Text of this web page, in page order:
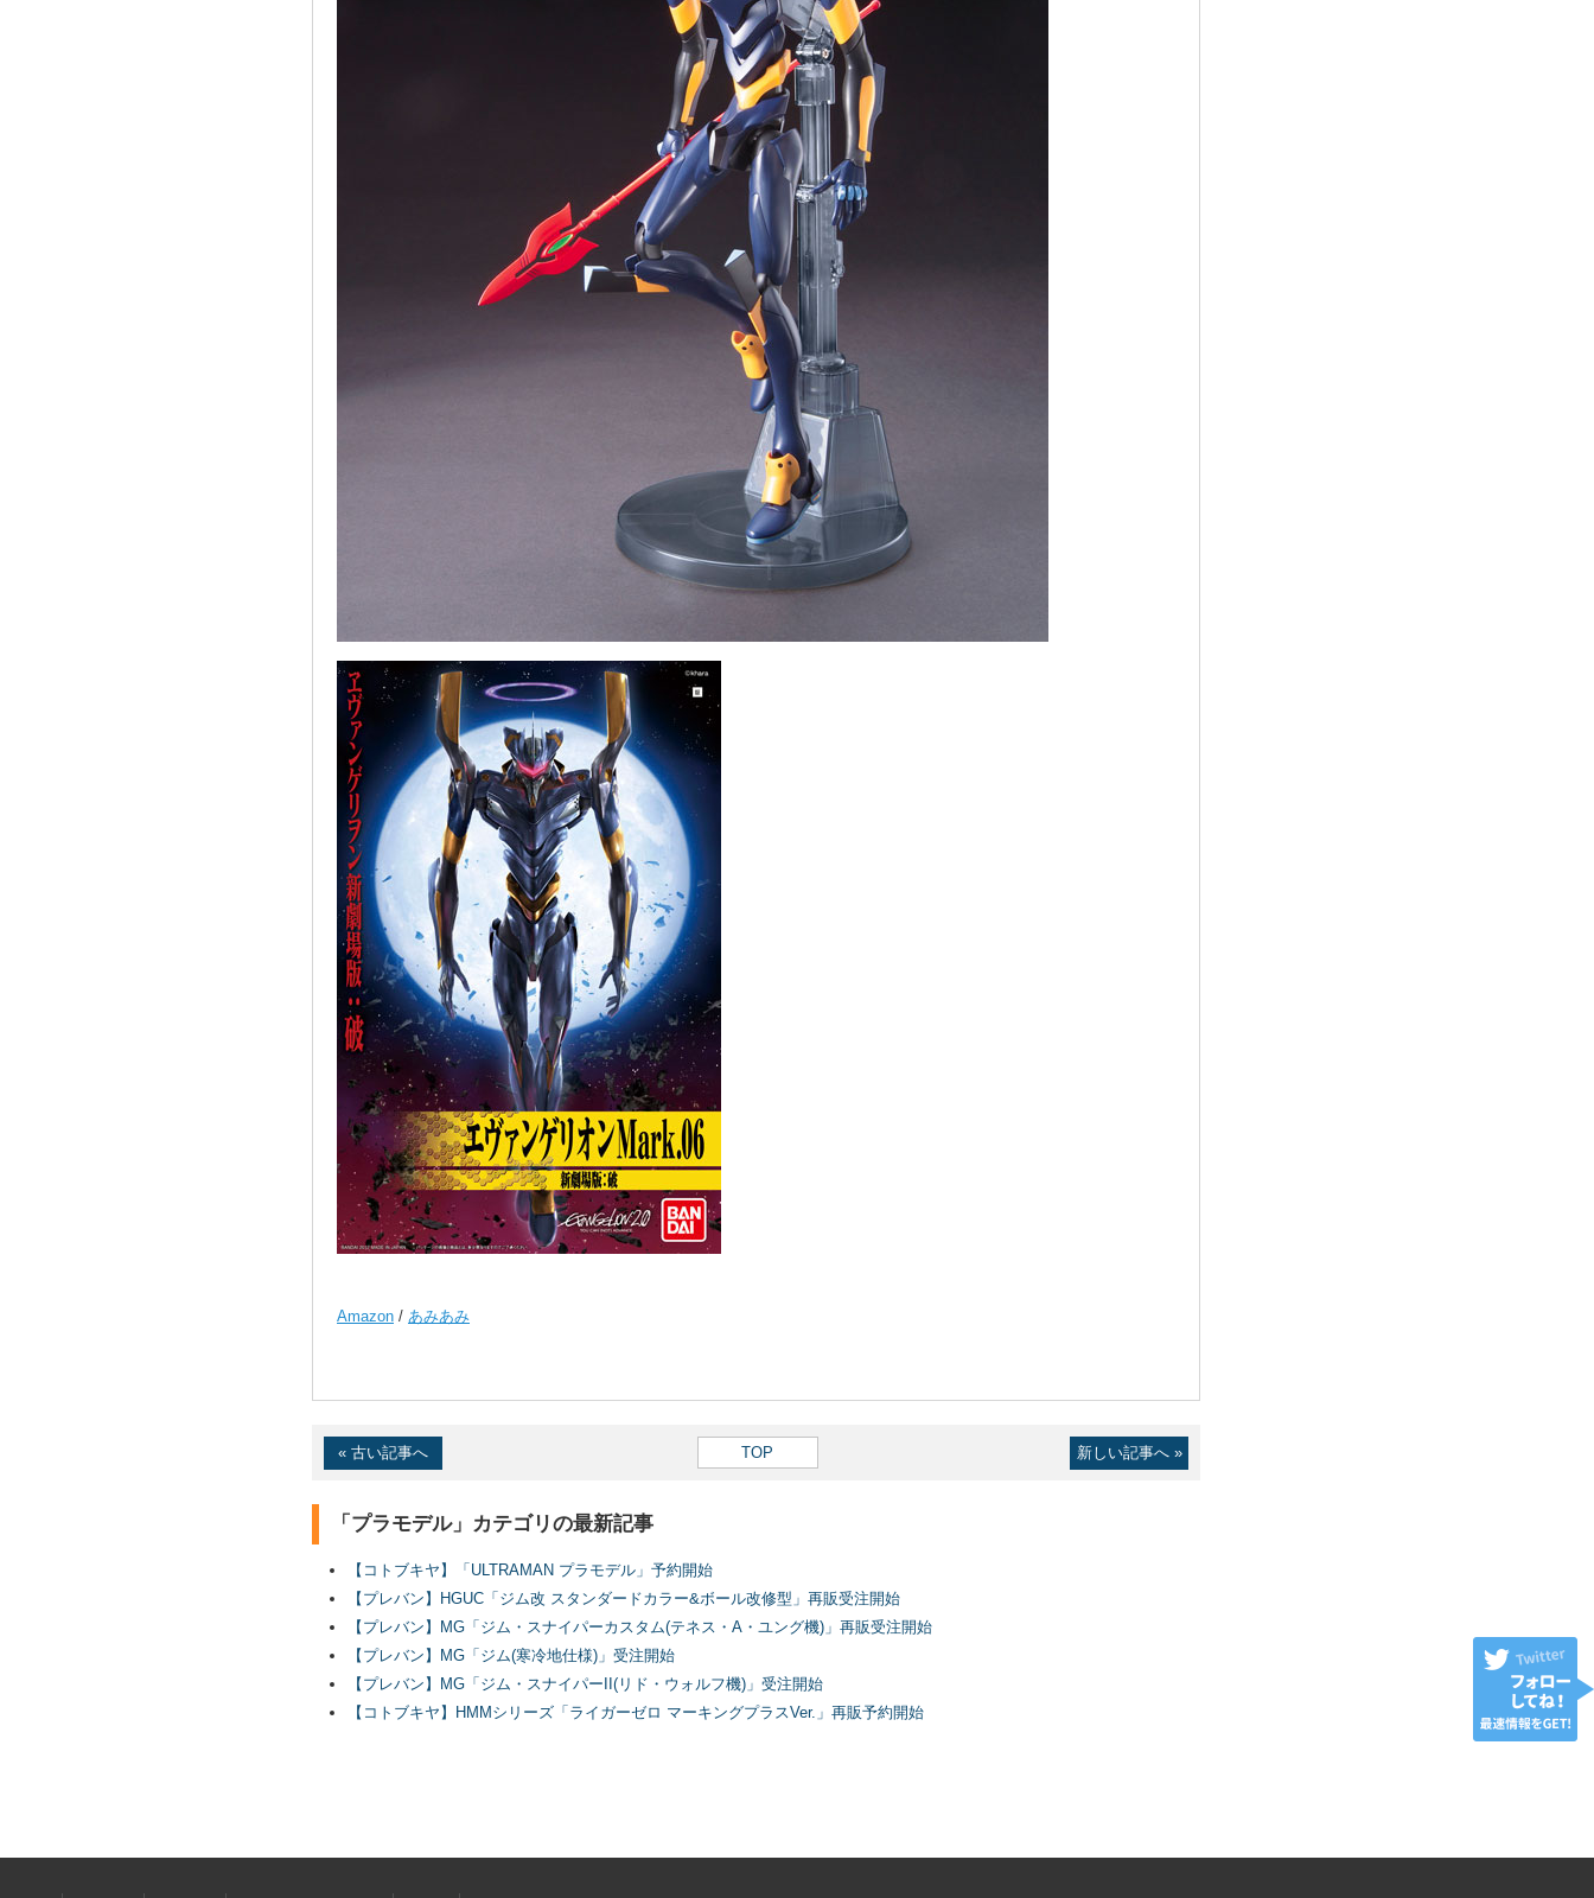
Amazon / あみあみ
« 古い記事へ TOP 新しい記事へ »
「プラモデル」カテゴリの最新記事
【コトブキヤ】「ULTRAMAN プラモデル」予約開始
【プレバン】HGUC「ジム改 スタンダードカラー&ボール改修型」再販受注開始
【プレバン】MG「ジム・スナイパーカスタム(テネス・A・ユング機)」再販受注開始
【プレバン】MG「ジム(寒冷地仕様)」受注開始
【プレバン】MG「ジム・スナイパーII(リド・ウォルフ機)」受注開始
【コトブキヤ】HMMシリーズ「ライガーゼロ マーキングプラスVer.」再販予約開始